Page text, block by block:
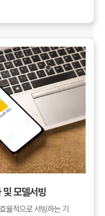
모델서빙
율적으로 서빙하는 기